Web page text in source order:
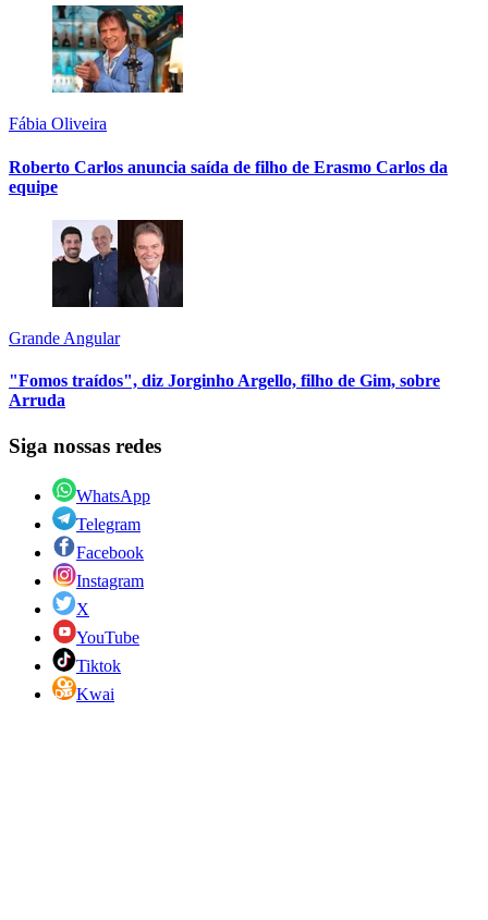
Fábia Oliveira
Roberto Carlos anuncia saída de filho de Erasmo Carlos da
equipe
Grande Angular
"Fomos traídos", diz Jorginho Argello, filho de Gim, sobre
Arruda
Siga nossas redes
WhatsApp
Telegram
Facebook
Instagram
X
YouTube
Tiktok
Kwai